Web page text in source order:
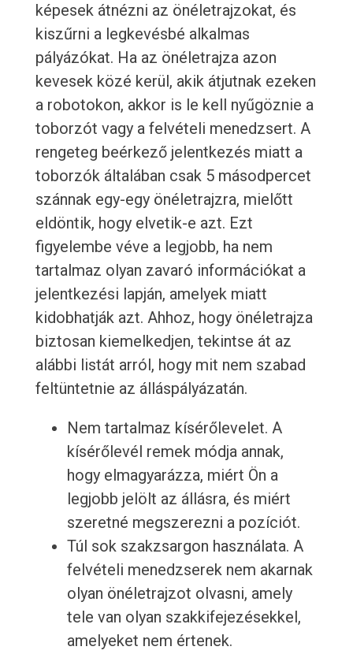
képesek átnézni az önéletrajzokat, és
kiszűrni a legkevésbé alkalmas
pályázókat. Ha az önéletrajza azon
kevesek közé kerül, akik átjutnak ezeken
a robotokon, akkor is le kell nyűgöznie a
toborzót vagy a felvételi menedzsert. A
rengeteg beérkező jelentkezés miatt a
toborzók általában csak 5 másodpercet
szánnak egy-egy önéletrajzra, mielőtt
eldöntik, hogy elvetik-e azt. Ezt
figyelembe véve a legjobb, ha nem
tartalmaz olyan zavaró információkat a
jelentkezési lapján, amelyek miatt
kidobhatják azt. Ahhoz, hogy önéletrajza
biztosan kiemelkedjen, tekintse át az
alábbi listát arról, hogy mit nem szabad
feltüntetnie az álláspályázatán.
Nem tartalmaz kísérőlevelet. A
kísérőlevél remek módja annak,
hogy elmagyarázza, miért Ön a
legjobb jelölt az állásra, és miért
szeretné megszerezni a pozíciót.
Túl sok szakzsargon használata. A
felvételi menedzserek nem akarnak
olyan önéletrajzot olvasni, amely
tele van olyan szakkifejezésekkel,
amelyeket nem értenek.